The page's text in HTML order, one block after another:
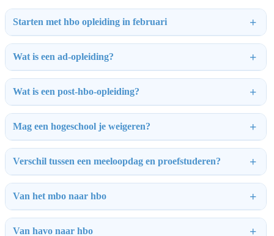
Starten met hbo opleiding in februari
Wat is een ad-opleiding?
Wat is een post-hbo-opleiding?
Mag een hogeschool je weigeren?
Verschil tussen een meeloopdag en proefstuderen?
Van het mbo naar hbo
Van havo naar hbo